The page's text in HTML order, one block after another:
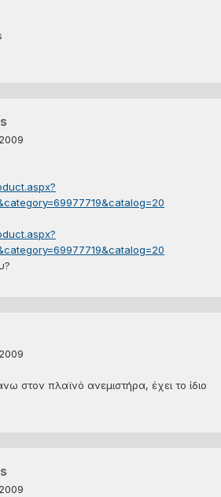
στον πλαϊνό ανεμιστήρα, έχει το ίδιο